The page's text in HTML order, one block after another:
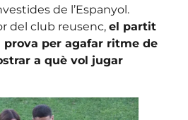
de l’Espanyol.
del club reusenc, el partit
prova per agafar ritme de
a què vol jugar